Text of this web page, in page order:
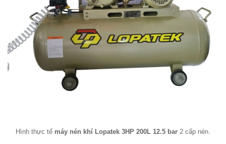
Hình thực tế máy nén khí Lopatek 3HP 200L 12.5 bar 2 cấp nén.